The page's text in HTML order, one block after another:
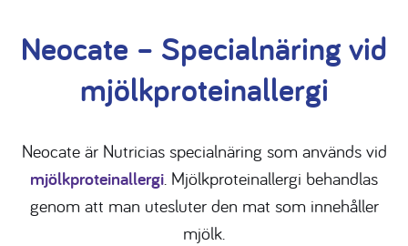
Neocate – Specialnäring vid
mjölkproteinallergi
Neocate är Nutricias specialnäring som används vid
mjölkproteinallergi. Mjölkproteinallergi behandlas
genom att man utesluter den mat som innehåller
mjölk.